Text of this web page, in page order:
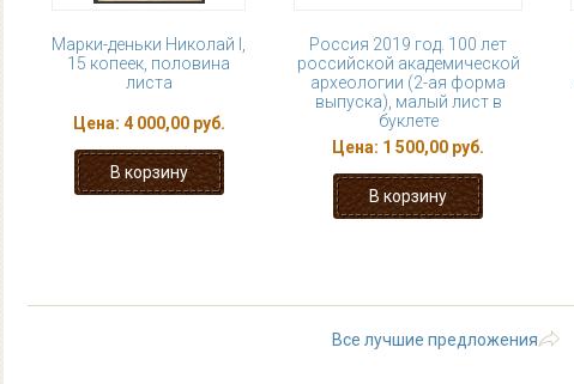
Марки-деньки Николай I,
15 копеек, половина
листа
Цена: 4 000,00 руб.
Россия 2019 год. 100 лет
российской академической
археологии (2-ая форма
выпуска), малый лист в
буклете
Цена: 1 500,00 руб.
Все лучшие предложения